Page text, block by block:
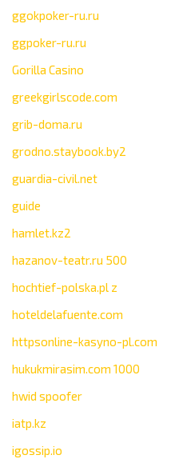
ggokpoker-ru.ru
ggpoker-ru.ru
Gorilla Casino
greekgirlscode.com
grib-doma.ru
grodno.staybook.by2
guardia-civil.net
guide
hamlet.kz2
hazanov-teatr.ru 500
hochtief-polska.pl z
hoteldelafuente.com
httpsonline-kasyno-pl.com
hukukmirasim.com 1000
hwid spoofer
iatp.kz
igossip.io